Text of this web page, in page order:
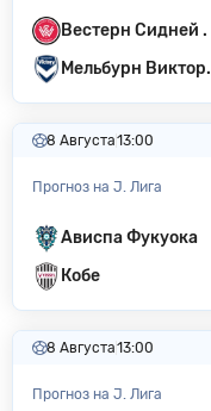
Вестерн Сидней .
Мельбурн Виктор.
8 Августа13:00
Прогноз на J. Лига
Ависпа Фукуока
Кобе
8 Августа13:00
Прогноз на J. Лига